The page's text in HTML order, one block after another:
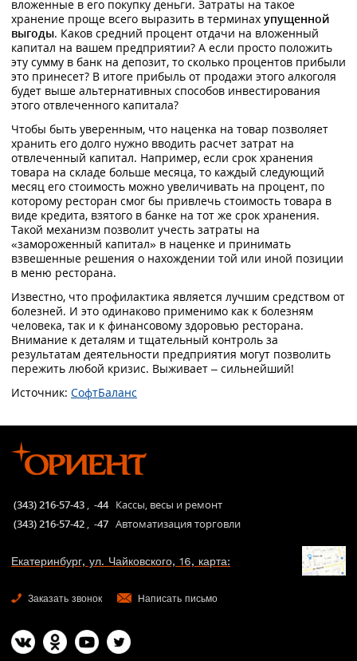
вложенные в его покупку деньги. Затраты на такое
хранение проще всего выразить в терминах упущенной
выгоды. Каков средний процент отдачи на вложенный
капитал на вашем предприятии? А если просто положить
эту сумму в банк на депозит, то сколько процентов прибыли
это принесет? В итоге прибыль от продажи этого алкоголя
будет выше альтернативных способов инвестирования
этого отвлеченного капитала?
Чтобы быть уверенным, что наценка на товар позволяет
хранить его долго нужно вводить расчет затрат на
отвлеченный капитал. Например, если срок хранения
товара на складе больше месяца, то каждый следующий
месяц его стоимость можно увеличивать на процент, по
которому ресторан смог бы привлечь стоимость товара в
виде кредита, взятого в банке на тот же срок хранения.
Такой механизм позволит учесть затраты на
«замороженный капитал» в наценке и принимать
взвешенные решения о нахождении той или иной позиции
в меню ресторана.
Известно, что профилактика является лучшим средством от
болезней. И это одинаково применимо как к болезням
человека, так и к финансовому здоровью ресторана.
Внимание к деталям и тщательный контроль за
результатам деятельности предприятия могут позволить
пережить любой кризис. Выживает – сильнейший!
Источник: СофтБаланс
(343) 216-57-43 , -44 Кассы, весы и ремонт
(343) 216-57-42 , -47 Автоматизация торговли
Екатеринбург, ул. Чайковского, 16, карта:
Заказать звонок Написать письмо